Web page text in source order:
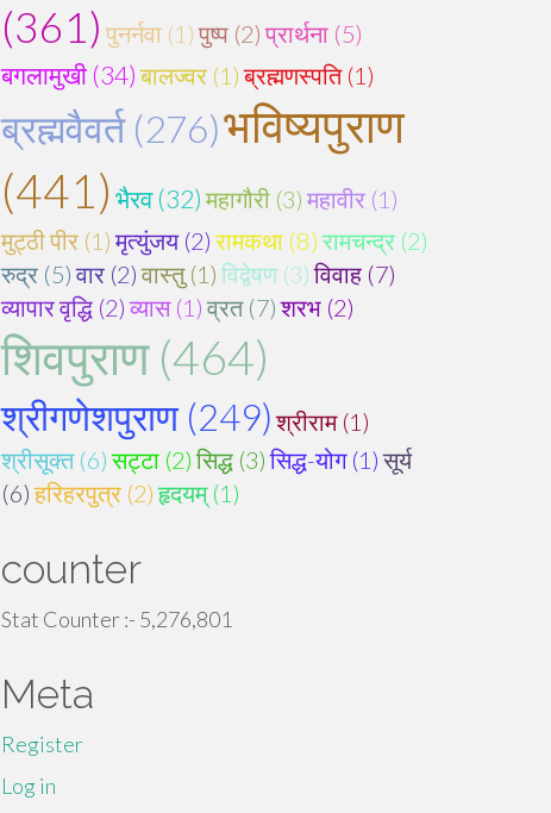
(361) पुनर्नवा (1) पुष्प (2) प्रार्थना (5)
बगलामुखी (34) बालज्वर (1) ब्रह्मणस्पति (1)
ब्रह्मवैवर्त (276)भविष्यपुराण
(441) भैरव (32) महागौरी (3) महावीर (1)
मुट्ठी पीर (1) मृत्युंजय (2) रामकथा (8) रामचन्द्र (2)
रुद्र (5) वार (2) वास्तु (1) विद्वेषण (3) विवाह (7)
व्यापार वृद्धि (2) व्यास (1) व्रत (7) शरभ (2)
शिवपुराण (464)
श्रीगणेशपुराण (249) श्रीराम (1)
श्रीसूक्त (6) सट्टा (2) सिद्ध (3) सिद्ध-योग (1) सूर्य
(6) हरिहरपुत्र (2) हृदयम् (1)
counter
Stat Counter :- 5,276,801
Meta
Register
Log in